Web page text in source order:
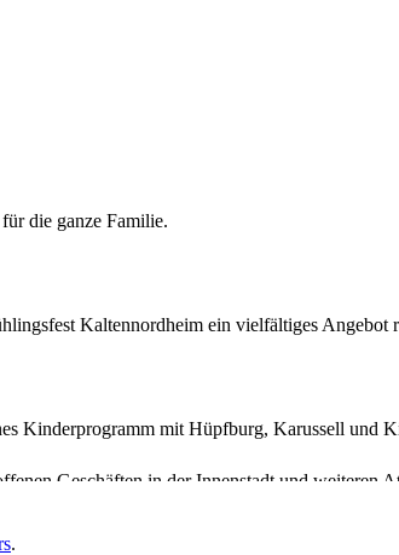
die ganze Familie.
Kaltennordheim ein vielfältiges
Kinderprogramm mit Hüpfburg, Karussell und
Geschäften in der Innenstadt und weiteren
.